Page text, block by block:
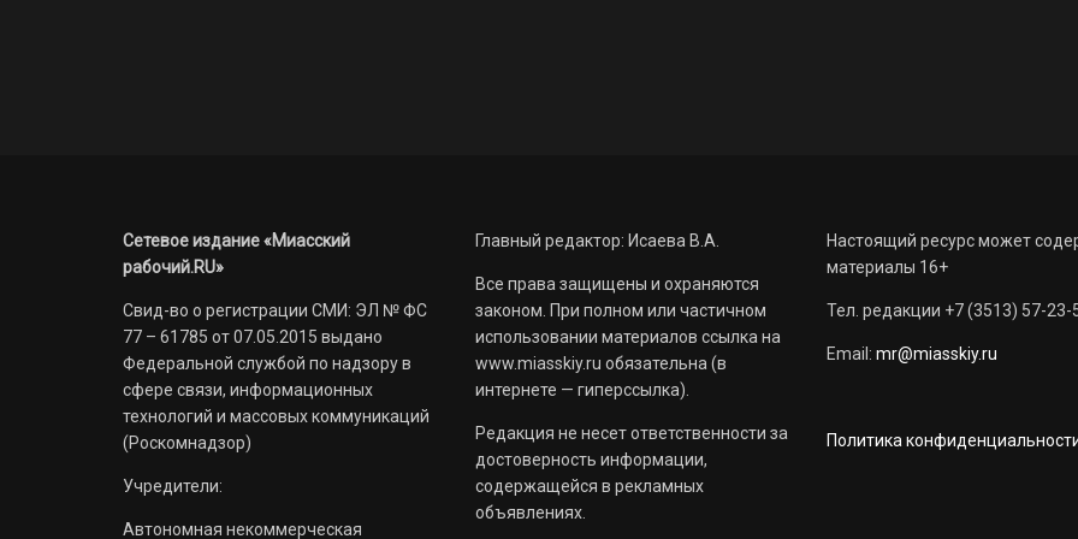
Сетевое издание «Миасский
рабочий.RU»
Свид-во о регистрации СМИ: ЭЛ № ФС
77 – 61785 от 07.05.2015 выдано
Федеральной службой по надзору в
сфере связи, информационных
технологий и массовых коммуникаций
(Роскомнадзор)
Учредители:
Автономная некоммерческая
Главный редактор: Исаева В.А.
Все права защищены и охраняются
законом. При полном или частичном
использовании материалов ссылка на
www.miasskiy.ru обязательна (в
интернете — гиперссылка).
Редакция не несет ответственности за
достоверность информации,
содержащейся в рекламных
объявлениях.
Настоящий ресурс может
материалы 16+
Тел. редакции +7 (3513) 57-23-
Email: mr@miasskiy.ru
Политика